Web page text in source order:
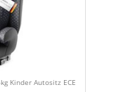
Kinder Autositz ECE